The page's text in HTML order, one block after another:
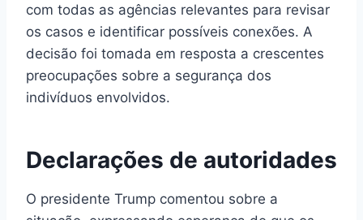
com todas as agências relevantes para revisar
os casos e identificar possíveis conexões. A
decisão foi tomada em resposta a crescentes
preocupações sobre a segurança dos
indivíduos envolvidos.
Declarações de autoridades
O presidente Trump comentou sobre a